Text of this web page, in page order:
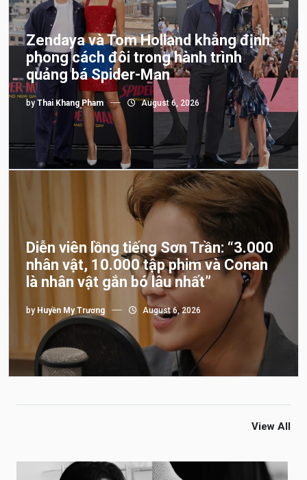
Zendaya và Tom Holland khẳng định
phong cách đôi trong hành trình
quảng bá Spider-Man
by Thai Khang Pham August 6, 2026
Diễn viên lồng tiếng Sơn Trần: “3.000
nhân vật, 10.000 tập phim và Conan
là nhân vật gắn bó lâu nhất”
by Huyền My Trương August 6, 2026
View All